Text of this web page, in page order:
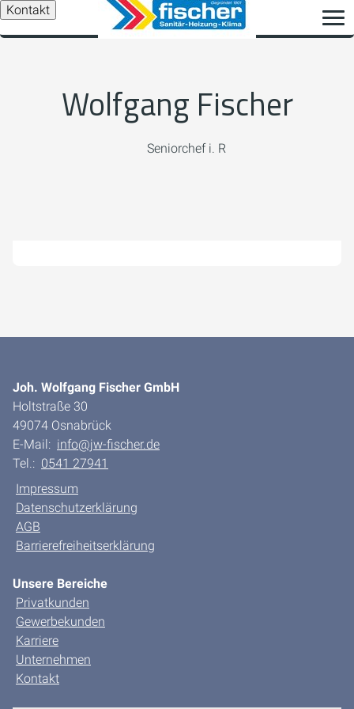
Kontakt
Wolfgang Fischer
Seniorchef i. R
Joh. Wolfgang Fischer GmbH
Holtstraße 30
49074 Osnabrück
E-Mail: info@jw-fischer.de
Tel.: 0541 27941
Impressum
Datenschutzerklärung
AGB
Barrierefreiheitserklärung
Unsere Bereiche
Privatkunden
Gewerbekunden
Karriere
Unternehmen
Kontakt